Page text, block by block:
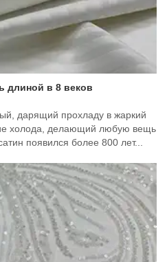
длиной в 8 веков
дарящий прохладу в жаркий
холода, делающий любую вещь
появился более 800 лет...